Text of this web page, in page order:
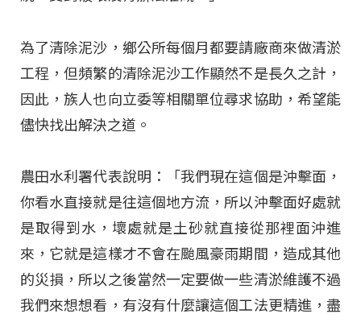
為了清除泥沙，鄉公所每個月都要請廠商來做清淤
工程，但頻繁的清除泥沙工作顯然不是長久之計，
因此，族人也向立委等相關單位尋求協助，希望能
儘快找出解決之道。
農田水利署代表說明：「我們現在這個是沖擊面，
你看水直接就是往這個地方流，所以沖擊面好處就
是取得到水，壞處就是土砂就直接從那裡面沖進
來，它就是這樣才不會在颱風豪雨期間，造成其他
的災損，所以之後當然一定要做一些清淤維護不過
我們來想想看，有沒有什麼讓這個工法更精進，盡